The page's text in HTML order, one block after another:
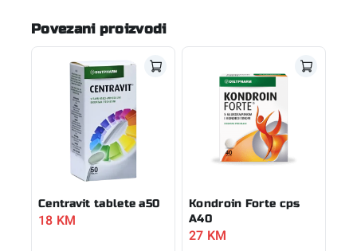
Povezani proizvodi
Centravit tablete a50
18 KM
Kondroin Forte cps
A40
27 KM